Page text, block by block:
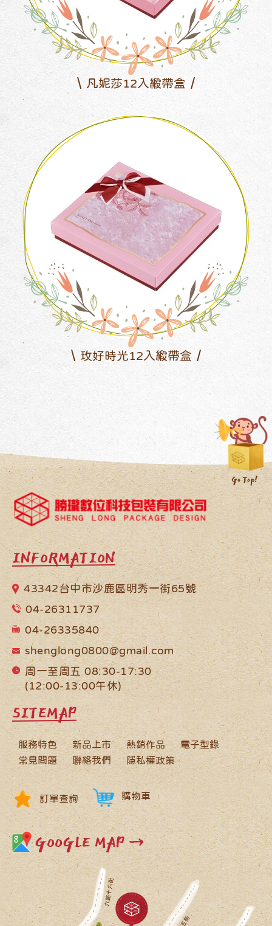
凡妮莎12入緞帶盒
玫好時光12入緞帶盒
INFORMATION
43342台中市沙鹿區明秀一街65號
04-26311737
04-26335840
shenglong0800@gmail.com
周一至周五 08:30-17:30
(12:00-13:00午休)
SITEMAP
服務特色 新品上市 熱銷作品
電子型錄
常見問題
聯絡我們 隱私權政策
訂單查詢 購物車
GOOGLE MAP →